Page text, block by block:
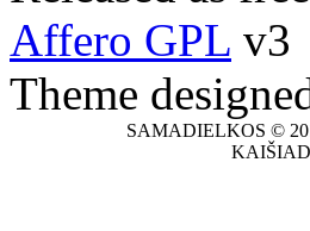
Affero GPL v3
Theme
SAMADIELKOS ©